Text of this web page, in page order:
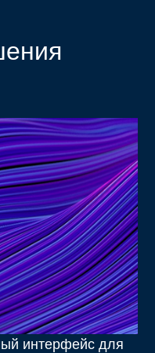
интерфейс для